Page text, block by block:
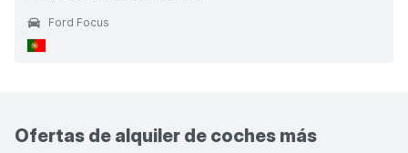
Ford Focus
Ofertas de alquiler de coches más